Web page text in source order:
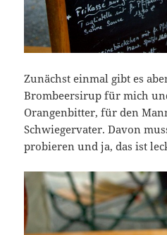
Zunächst einmal gibt es
Brombeersirup für mich
Orangenbitter, für den
Schwiegervater. Davon
probieren und ja, das ist